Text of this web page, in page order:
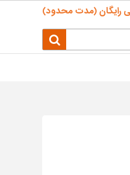
رایگان (مدت محدود)